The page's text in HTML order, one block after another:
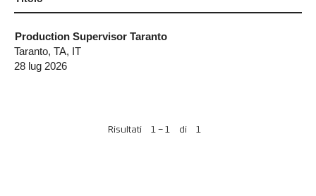
Production Supervisor Taranto
Taranto, TA, IT
28 lug 2026
Risultati 1 – 1 di 1